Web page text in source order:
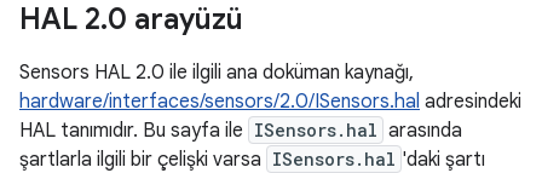
HAL 2.0 arayüzü
Sensors HAL 2.0 ile ilgili ana doküman kaynağı,
hardware/interfaces/sensors/2.0/ISensors.hal adresindeki
HAL tanımıdır. Bu sayfa ile ISensors.hal arasında
şartlarla ilgili bir çelişki varsa ISensors.hal 'daki şartı